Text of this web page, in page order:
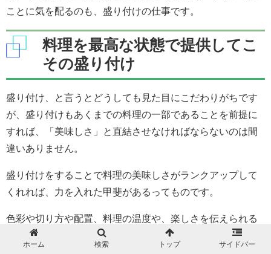
ことに気を配るのも、盛り付けの仕事です。
料理を最高な状態で提供してこ
その盛り付け
盛り付け、と言うとどうしても見た目にこだわりがちです
が、盛り付けもあくまでの料理の一部であることを前提に
すれば、「美味しさ」と直結させなければならないのは間
違いありません。
盛り付けをすることで料理の美味しさがランクアップして
くれれば、力を入れた甲斐があるってものです。
色彩や切り方や配置、料理の温度や、楽しさを伝えられる
盛り付けができれば、それはもう最高の盛り付けと言える
ホーム 検索 トップ サイドバー